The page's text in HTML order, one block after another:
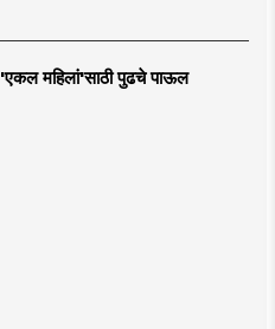
'एकल महिलां'साठी पुढचे पाऊल